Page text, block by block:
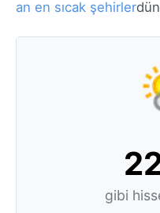
an en sıcak şehirler
gibi